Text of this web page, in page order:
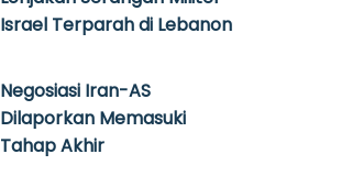
Israel Terparah di Lebanon
Negosiasi Iran-AS
Dilaporkan Memasuki
Tahap Akhir